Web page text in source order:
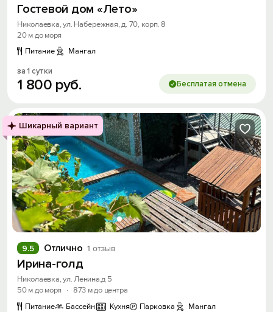
Гостевой дом «Лето»
Николаевка, ул. Набережная, д. 70, корп. 8
20 м до моря
Питание
Мангал
за 1 сутки
1 800 руб. Бесплатая отмена
Шикарный вариант
Отлично 1 отзыв
9.5
Ирина-голд
Николаевка, ул. Ленина,д 5
50 м до моря
· 873 м до центра
Питание
Бассейн Кухня Парковка Мангал